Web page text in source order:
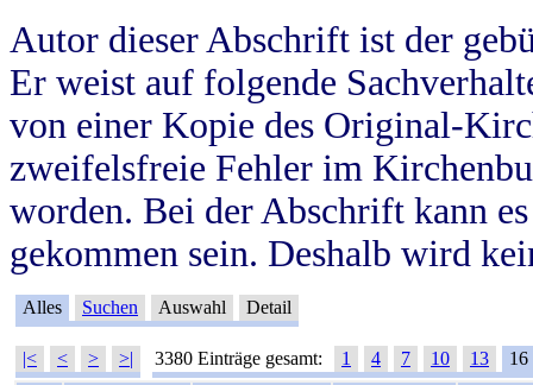
Autor dieser Abschrift ist der
Er weist auf folgende
von einer Kopie des Original-
zweifelsfreie Fehler im
worden. Bei der Abschrift kann
gekommen sein. Deshalb wird
Alles Suchen Auswahl Detail
|< < > >| 3380 Einträge gesamt: 1 4 7 10 13
16